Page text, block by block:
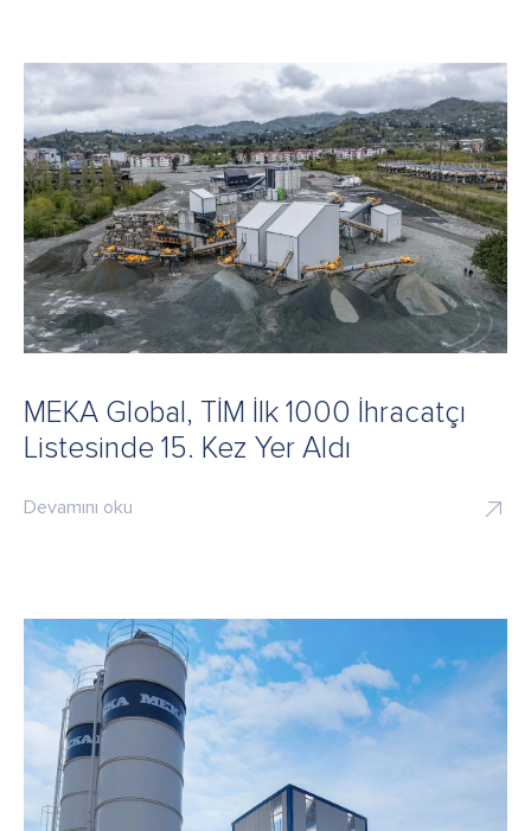
MEKA Global, TİM İlk 1000 İhracatçı
Listesinde 15. Kez Yer Aldı
Devamını oku